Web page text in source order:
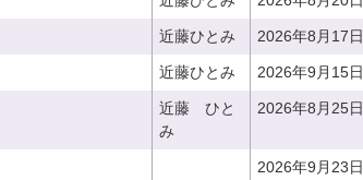
近藤ひとみ 2026年8月17日
近藤ひとみ 2026年9月15日
近藤 ひと
み
2026年8月25日
2026年9月23日